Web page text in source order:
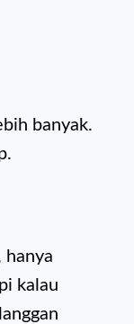
banyak.
hanya
kalau